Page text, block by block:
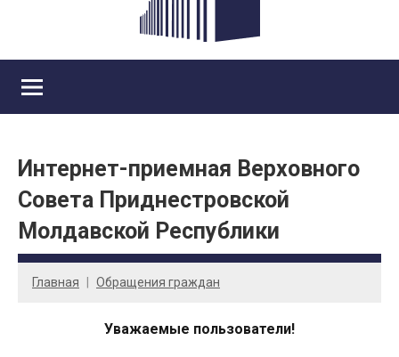
Интернет-приемная Верховного
Совета Приднестровской
Молдавской Республики
Главная Обращения граждан
Уважаемые пользователи!